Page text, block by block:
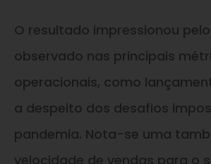
O resultado impressionou
observado nas principais
operacionais, como
a despeito dos desafios
pandemia. Nota-se uma
velocidade de vendas para o